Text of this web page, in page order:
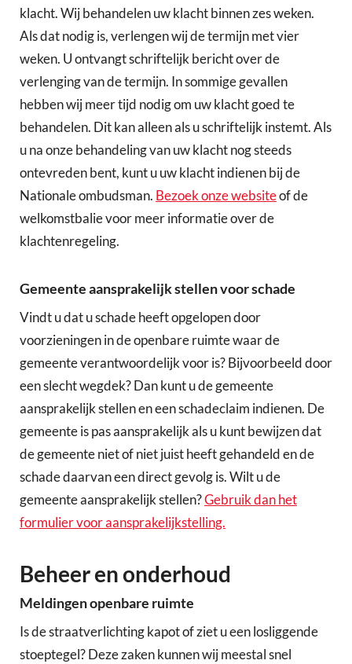
klacht. Wij behandelen uw klacht binnen zes weken.
Als dat nodig is, verlengen wij de termijn met vier
weken. U ontvangt schriftelijk bericht over de
verlenging van de termijn. In sommige gevallen
hebben wij meer tijd nodig om uw klacht goed te
behandelen. Dit kan alleen als u schriftelijk instemt. Als
u na onze behandeling van uw klacht nog steeds
ontevreden bent, kunt u uw klacht indienen bij de
Nationale ombudsman. Bezoek onze websiteof de
welkomstbalie voor meer informatie over de
klachtenregeling.
Gemeente aansprakelijk stellen voor schade
Vindt u dat u schade heeft opgelopen door
voorzieningen in de openbare ruimte waar de
gemeente verantwoordelijk voor is? Bijvoorbeeld door
een slecht wegdek? Dan kunt u de gemeente
aansprakelijk stellen en een schadeclaim indienen. De
gemeente is pas aansprakelijk als u kunt bewijzen dat
de gemeente niet of niet juist heeft gehandeld en de
schade daarvan een direct gevolg is. Wilt u de
gemeente aansprakelijk stellen?Gebruik dan het
formulier voor aansprakelijkstelling.
Beheer en onderhoud
Meldingen openbare ruimte
Is de straatverlichting kapot of ziet u een losliggende
stoeptegel? Deze zaken kunnen wij meestal snel